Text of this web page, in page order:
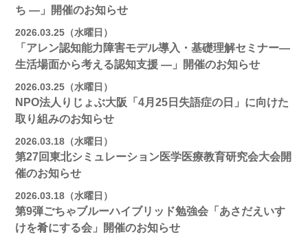
ち ―」開催のお知らせ
2026.03.25（水曜日）
「アレン認知能力障害モデル導入・基礎理解セミナー―
生活場面から考える認知支援 ―」開催のお知らせ
2026.03.25（水曜日）
NPO法人りじょぶ大阪「4月25日失語症の日」に向けた
取り組みのお知らせ
2026.03.18（水曜日）
第27回東北シミュレーション医学医療教育研究会大会開
催のお知らせ
2026.03.18（水曜日）
第9弾ごちゃブルーハイブリッド勉強会「あさだえいす
けを肴にする会」開催のお知らせ